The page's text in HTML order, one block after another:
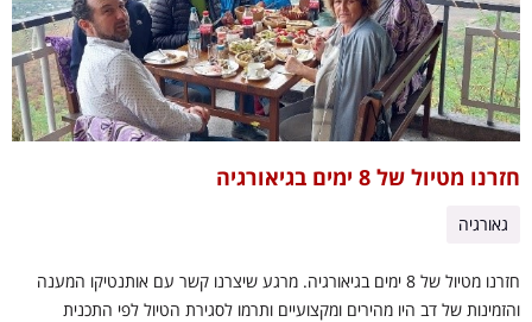
חזרנו מטיול של 8 ימים בגיאורגיה
גאורגיה
חזרנו מטיול של 8 ימים בגיאורגיה. מרגע שיצרנו קשר עם אותנטיקו המענה
והזמינות של דב היו מהירים ומקצועיים ותרמו לסגירת הטיול לפי התכנית